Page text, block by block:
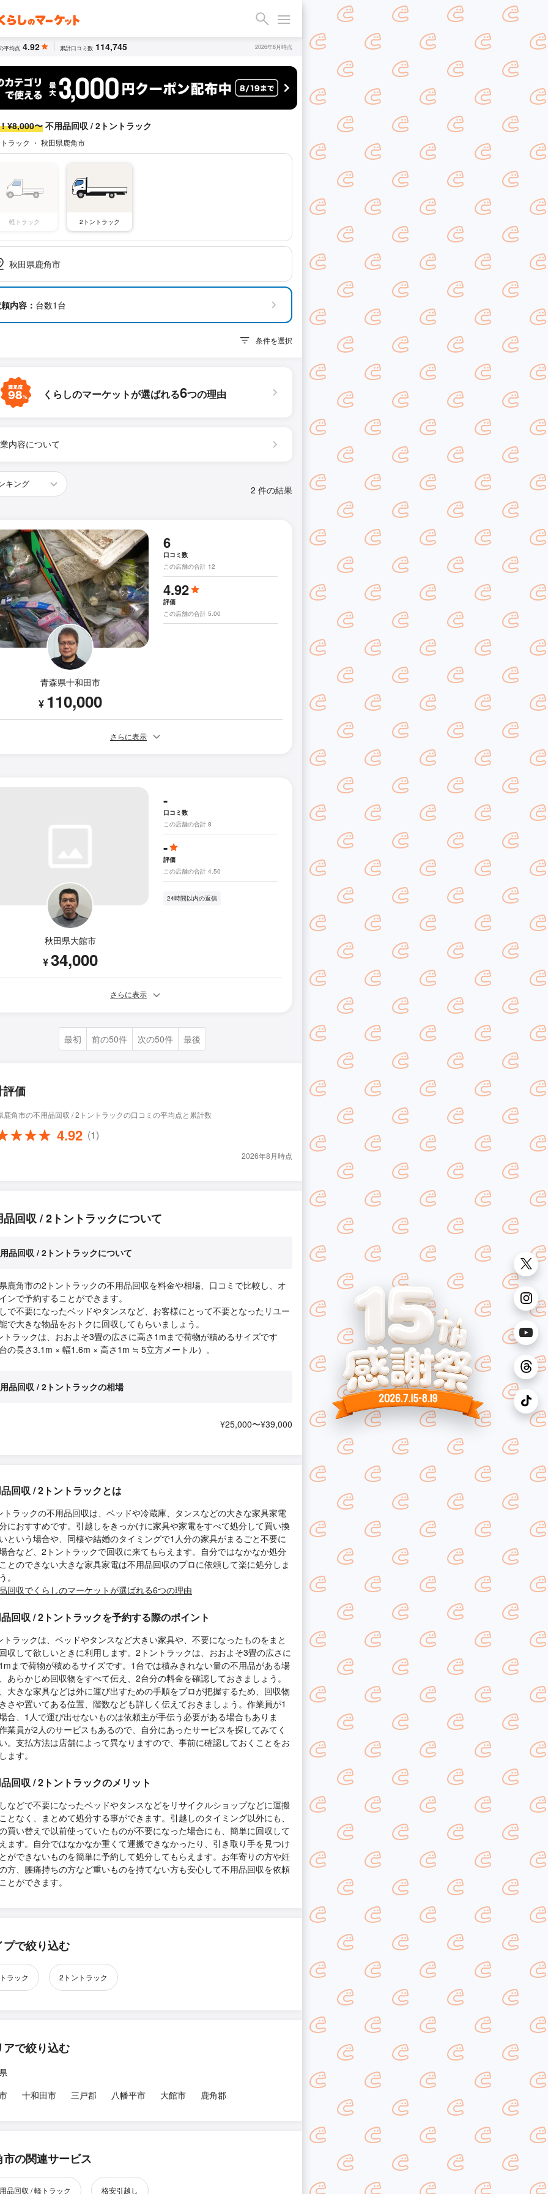
平均点 4.92 累計口コミ数 114,745 2026年8月時点
¥8,000〜 不用品回収 / 2トントラック
ラック ・ 秋田県鹿角市
軽トラック 2トントラック
秋田県鹿角市
内容： 台数1台
条件を選択
くらしのマーケットが選ばれる6つの理由
内容について
2 件の結果
青森県十和田市
¥ 110,000
6
口コミ数
この店舗の合計 12
4.92
評価
この店舗の合計 5.00
さらに表示
秋田県大館市
¥34,000
-
口コミ数
この店舗の合計 8
-
評価
この店舗の合計 4.50
24時間以内の返信
さらに表示
最初 前の50件 次の50件 最後
評価
鹿角市の不用品回収 / 2トントラックの口コミの平均点と累計数
4.92 (1)
2026年8月時点
品回収 / 2トントラックについて
品回収 / 2トントラックについて
鹿角市の2トントラックの不用品回収を料金や相場、口コミで比較し、オ
ンで予約することができます。
で不要になったベッドやタンスなど、お客様にとって不要となったリユー
で大きな物品をおトクに回収してもらいましょう。
トラックは、おおよそ3畳の広さに高さ1mまで荷物が積めるサイズです
の長さ3.1m × 幅1.6m × 高さ1m ≒ 5立方メートル）。
品回収 / 2トントラックの相場
¥25,000〜¥39,000
回収 / 2トントラックとは
トラックの不用品回収は、ベッドや冷蔵庫、タンスなどの大きな家具家電
におすすめです。引越しをきっかけに家具や家電をすべて処分して買い換
という場合や、同棲や結婚のタイミングで1人分の家具がまるごと不要に
合など、2トントラックで回収に来てもらえます。自分ではなかなか処分
とのできない大きな家具家電は不用品回収のプロに依頼して楽に処分しま
。
回収でくらしのマーケットが選ばれる6つの理由
回収 / 2トントラックを予約する際のポイント
トラックは、ベッドやタンスなど大きい家具や、不要になったものをまと
収して欲しいときに利用します。2トントラックは、おおよそ3畳の広さに
まで荷物が積めるサイズです。1台では積みきれない量の不用品がある場
あらかじめ回収物をすべて伝え、2台分の料金を確認しておきましょう。
大きな家具などは外に運び出すための手順をプロが把握するため、回収物
さや置いてある位置、階数なども詳しく伝えておきましょう。作業員が1
合、1人で運び出せないものは依頼主が手伝う必要がある場合もありま
業員が2人のサービスもあるので、自分にあったサービスを探してみてく
。支払方法は店舗によって異なりますので、事前に確認しておくことをお
ます。
回収 / 2トントラックのメリット
などで不要になったベッドやタンスなどをリサイクルショップなどに運搬
となく、まとめて処分する事ができます。引越しのタイミング以外にも、
買い替えで以前使っていたものが不要になった場合にも、簡単に回収して
ます。自分ではなかなか重くて運搬できなかったり、引き取り手を見つけ
ができないものを簡単に予約して処分してもらえます。お年寄りの方や妊
方、腰痛持ちの方など重いものを持てない方も安心して不用品回収を依頼
とができます。
プで絞り込む
ラック 2トントラック
アで絞り込む
十和田市 三戸郡 八幡平市 大館市 鹿角郡
市の関連サービス
品回収 / 軽トラック 格安引越し